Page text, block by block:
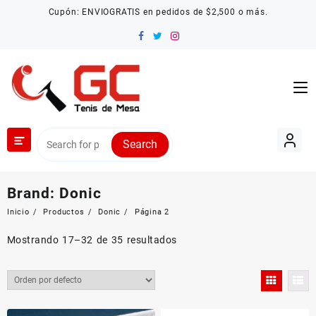
Cupón: ENVIOGRATIS en pedidos de $2,500 o más.
Search
Brand: Donic
Inicio Productos Donic Página 2
Mostrando 17–32 de 35 resultados